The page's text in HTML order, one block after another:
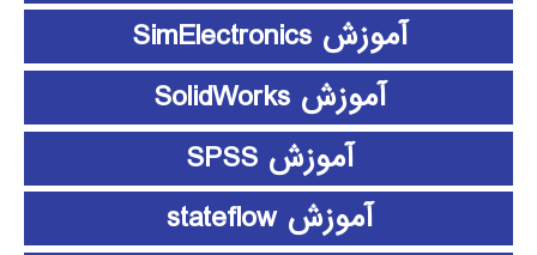
آموزش SimElectronics
آموزش SolidWorks
آموزش SPSS
آموزش stateflow